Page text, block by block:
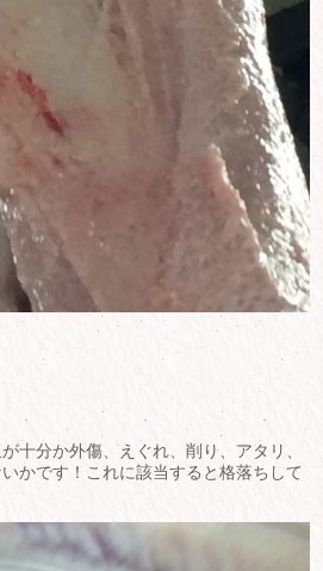
十分か外傷、えぐれ、削り、アタリ、
かです！これに該当すると格落ちして